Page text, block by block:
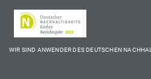
WIR SIND ANWENDER DES DEUTSCHEN